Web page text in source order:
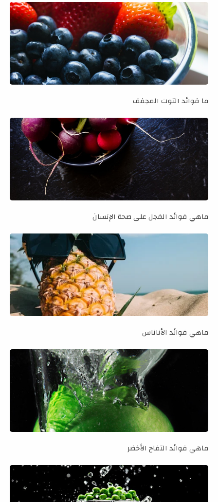
ما فوائد التوت المجفف
ماهي فوائد الفجل على صحة الإنسان
ماهي فوائد الأناناس
ماهي فوائد التفاح الأخضر